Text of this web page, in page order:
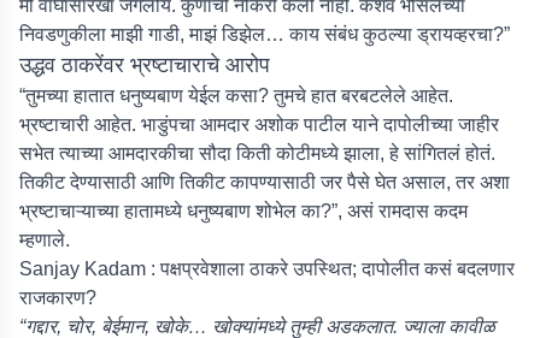
मी वाघासारखा जगलोय. कुणाची नोकरी केली नाही. केशव भोसलेंच्या
निवडणुकीला माझी गाडी, माझं डिझेल… काय संबंध कुठल्या ड्रायव्हरचा?”
उद्धव ठाकरेंवर भ्रष्टाचाराचे आरोप
“तुमच्या हातात धनुष्यबाण येईल कसा? तुमचे हात बरबटलेले आहेत.
भ्रष्टाचारी आहेत. भाडुंपचा आमदार अशोक पाटील याने दापोलीच्या जाहीर
सभेत त्याच्या आमदारकीचा सौदा किती कोटीमध्ये झाला, हे सांगितलं होतं.
तिकीट देण्यासाठी आणि तिकीट कापण्यासाठी जर पैसे घेत असाल, तर अशा
भ्रष्टाचाऱ्याच्या हातामध्ये धनुष्यबाण शोभेल का?”, असं रामदास कदम
म्हणाले.
Sanjay Kadam : पक्षप्रवेशाला ठाकरे उपस्थित; दापोलीत कसं बदलणार
राजकारण?
“गद्दार, चोर, बेईमान, खोके… खोक्यांमध्ये तुम्ही अडकलात. ज्याला कावीळ